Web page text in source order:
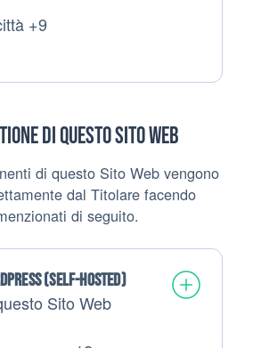
Personali trattati:
+9
di questo Sito Web
di questo Sito Web vengono
dal Titolare facendo
di seguito.
(self-hosted)
Sito Web